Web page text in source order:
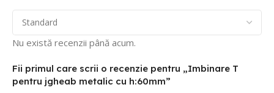
Nu există recenzii până acum.
Fii primul care scrii o recenzie pentru „Imbinare T
pentru jgheab metalic cu h:60mm”